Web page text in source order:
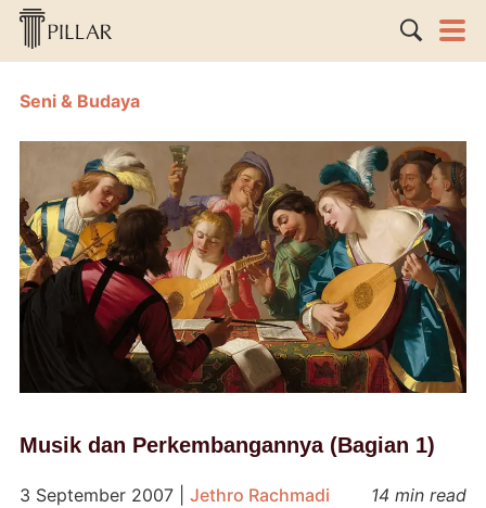
Seni & Budaya
Musik dan Perkembangannya (Bagian 1)
3 September 2007| Jethro Rachmadi 14 min read